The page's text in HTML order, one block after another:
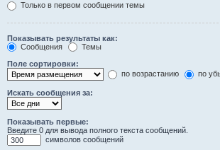
Только в первом сообщении темы
Показывать результаты как:
Сообщения
Темы
Поле сортировки:
по возрастанию
по
Искать сообщения за:
Показывать первые:
Введите 0 для вывода полного текста сообщений.
символов сообщений